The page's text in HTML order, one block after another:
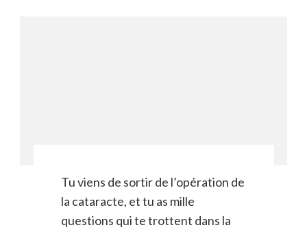
Tu viens de sortir de l’opération de
la cataracte, et tu as mille
questions qui te trottent dans la